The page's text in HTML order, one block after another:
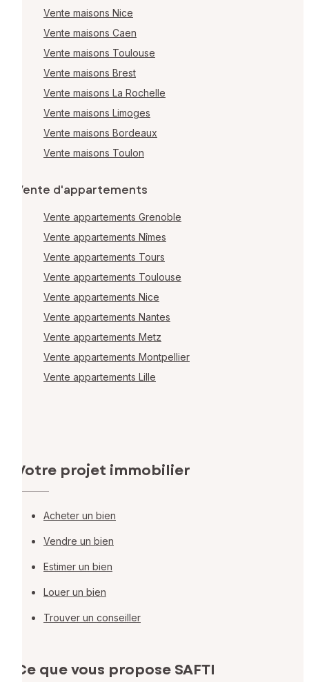
Vente maisons Nice
Vente maisons Caen
Vente maisons Toulouse
Vente maisons Brest
Vente maisons La Rochelle
Vente maisons Limoges
Vente maisons Bordeaux
Vente maisons Toulon
Vente d'appartements
Vente appartements Grenoble
Vente appartements Nîmes
Vente appartements Tours
Vente appartements Toulouse
Vente appartements Nice
Vente appartements Nantes
Vente appartements Metz
Vente appartements Montpellier
Vente appartements Lille
Votre projet immobilier
Acheter un bien
Vendre un bien
Estimer un bien
Louer un bien
Trouver un conseiller
Ce que vous propose SAFTI